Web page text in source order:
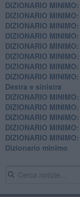
DIZIONARIO
DIZIONARIO
DIZIONARIO
DIZIONARIO
DIZIONARIO
DIZIONARIO
DIZIONARIO
DIZIONARIO
Destra e sinistra
DIZIONARIO
DIZIONARIO
DIZIONARIO
DIZIONARIO
DIZIONARIO
Dizionario minimo